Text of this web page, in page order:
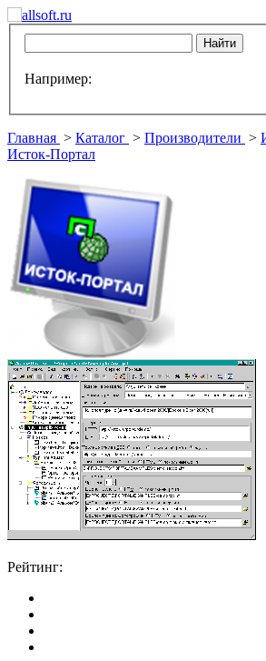
Например:
Главная > Каталог > Производители >
Исток-Портал
Рейтинг: